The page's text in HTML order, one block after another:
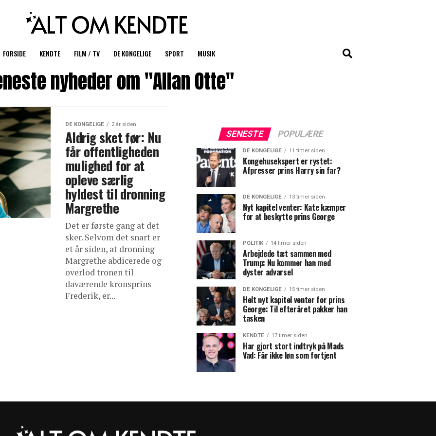
FORSIDE KENDTE FILM / TV DE KONGELIGE SPORT MUSIK
nyheder om "Allan Otte"
DE KONGELIGE 2 år siden
Aldrig sket før: Nu
får offentligheden
mulighed for at
opleve særlig
hyldest til dronning
Margrethe
Det er første gang at det
sker. Selvom det snart er
et år siden, at dronning
Margrethe abdicerede og
overlod tronen til
daværende kronsprins
Frederik, er...
SENESTE POPULÆRE
DE KONGELIGE 11 timer siden
Kongehusekspert er rystet:
Afpresser prins Harry sin far?
DE KONGELIGE 13 timer siden
Nyt kapitel venter: Kate kæmper
for at beskytte prins George
POLITIK 14 timer siden
Arbejdede tæt sammen med
Trump: Nu kommer han med
dyster advarsel
DE KONGELIGE 15 timer siden
Helt nyt kapitel venter for prins
George: Til efteråret pakker han
tasken
KENDTE 17 timer siden
Har gjort stort indtryk på Mads
Vad: Får ikke løn som fortjent